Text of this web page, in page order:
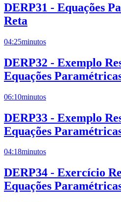
DERP31 - Equações
Reta
04:25minutos
DERP32 - Exemplo
Equações
06:10minutos
DERP33 - Exemplo
Equações
04:18minutos
DERP34 - Exercício
Equações